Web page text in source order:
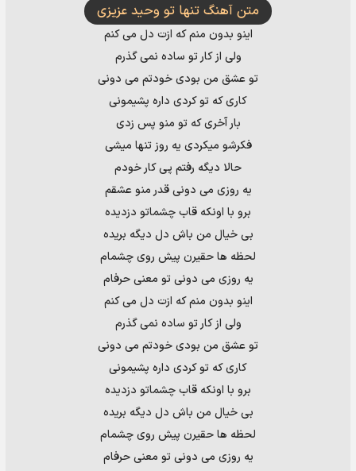
متن آهنگ تنها تو وحید عزیزی
اینو بدون منم که ازت دل می کنم
ولی از کار تو ساده نمی گذرم
تو عشق من بودی خودتم می دونی
کاری که تو کردی داره پشیمونی
بار آخری که تو منو پس زدی
فکرشو میکردی یه روز تنها میشی
حالا دیگه رفتم پی کار خودم
یه روزی می دونی قدر منو عشقم
برو با اونکه قاب چشماتو دزدیده
بی خیال من باش دل دیگه بریده
لحظه ها حقیرن پیش روی چشمام
یه روزی می دونی تو معنی حرفام
اینو بدون منم که ازت دل می کنم
ولی از کار تو ساده نمی گذرم
تو عشق من بودی خودتم می دونی
کاری که تو کردی داره پشیمونی
برو با اونکه قاب چشماتو دزدیده
بی خیال من باش دل دیگه بریده
لحظه ها حقیرن پیش روی چشمام
یه روزی می دونی تو معنی حرفام